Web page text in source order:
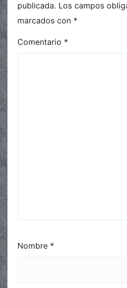
publicada. Los campos
marcados con *
Comentario *
Nombre *